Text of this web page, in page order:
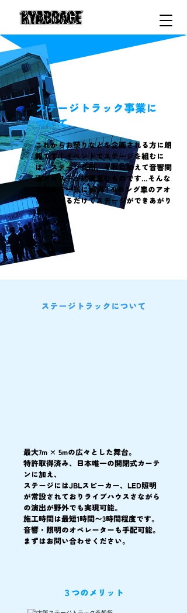
ステージトラック事業に
ついて
これからお祭りなどを企画される方に朗
報です！イベントでステージを組むに
は、ステージ費用、それに加えて音響関
連とコストが結構嵩むものです…そんな
お悩みを一気に解決！4tロング車のアオ
リを上げるだけでステージができあがり
ます。
ステージトラックについて
最大7m × 5mの広々とした舞台。
特許取得済み、日本唯一の開閉式カーテ
ンに加え、
ステージにはJBLスピーカー、LED照明
が常設されておりライブハウスさながら
の演出が野外でも実現可能。
施工時間は最短1時間〜3時間程度です。
音響・照明のオペレーターも手配可能。
まずはお問い合わせください。
​３つのメリット